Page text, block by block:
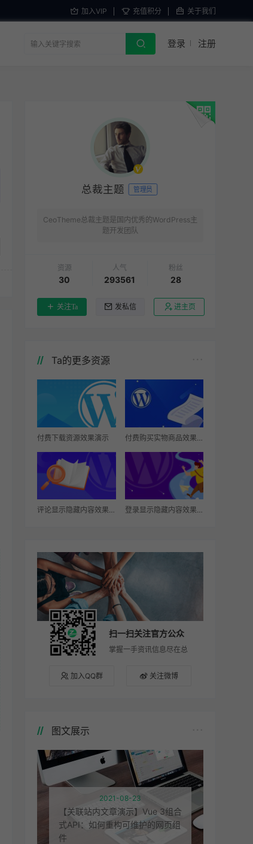
加入VIP 充值积分 关于我们
登录 注册
总裁主题 管理员
CeoTheme总裁主题是国内优秀的WordPress主
题开发团队
资源
30
人气
293561
粉丝
28
关注Ta 发私信 进主页
Ta的更多资源
付费下载资源效果演示
评论显示隐藏内容效果演示 登录显示隐藏内容效果演示
扫一扫关注官方公众
号
掌握一手资讯信息尽在总
加入QQ群
关注微博
图文展示
2021-08-23
【关联站内文章演示】Vue 3组合
式API：如何重构可维护的网页组
件